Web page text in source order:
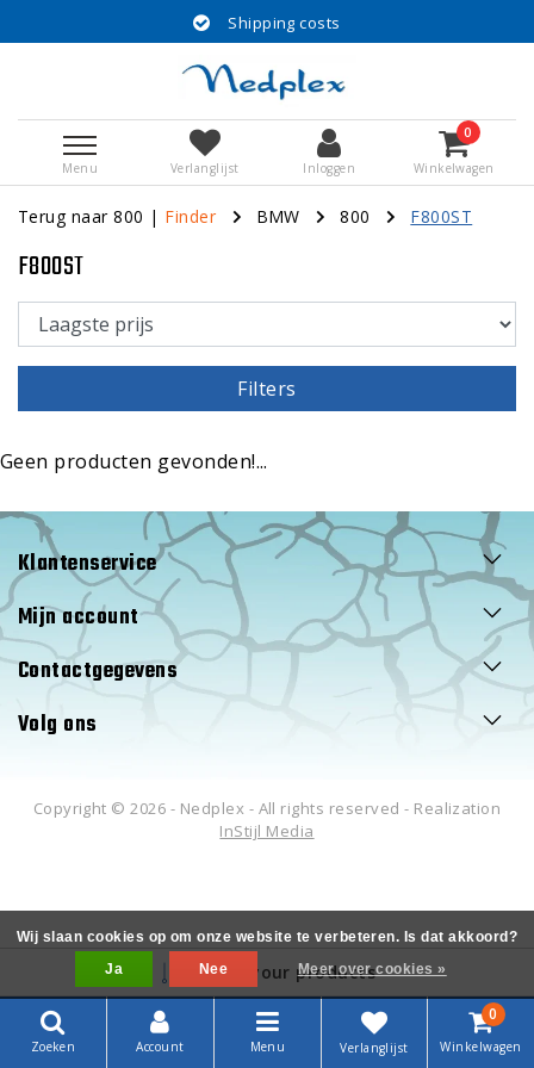
Shipping costs
Menu Verlanglijst Inloggen
0
Winkelwagen
Terug naar 800 | Finder BMW 800 F800ST
F800ST
Filters
Geen producten gevonden!...
Klantenservice
Mijn account
Contactgegevens
Volg ons
Copyright © 2026 - Nedplex - All rights reserved - Realization
InStijl Media
Filter your products
Zoeken Account Menu Verlanglijst
0
Winkelwagen
Wij slaan cookies op om onze website te verbeteren. Is dat akkoord?
Ja
Nee Meer over cookies »